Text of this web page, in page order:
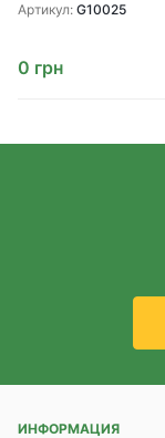
Артикул: G10025
0 грн
ИНФОРМАЦИЯ